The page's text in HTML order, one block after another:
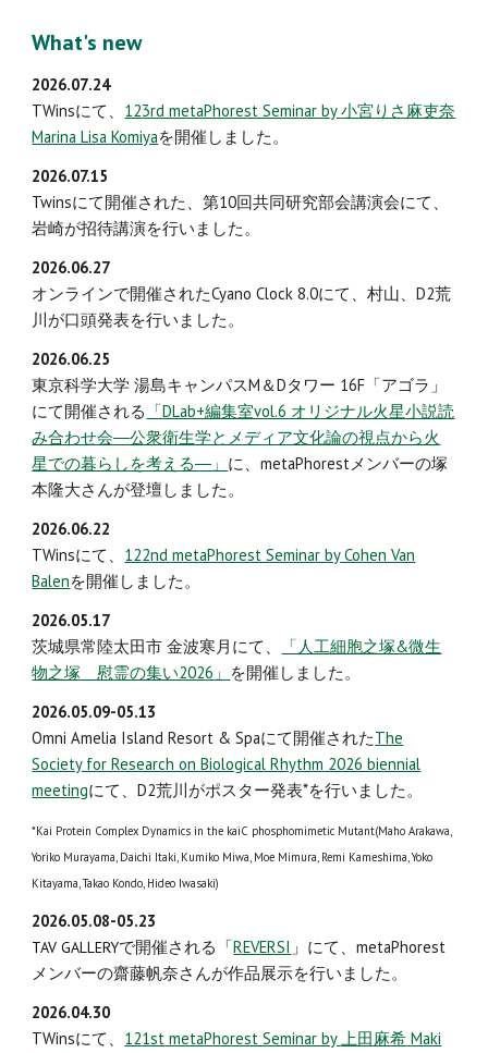
What's new
2026.07.24
TWinsにて、 123rd metaPhorest Seminar by小宮りさ麻吏奈
Marina Lisa Komiyaを開催しま した。
2026.07.15
Twinsにて開催された、第10回共同研究部会講演会にて、
岩崎が招待講演を行いました。
2026.06.27
オンラインで開催されたCyano Clock 8.0にて、村山、D2荒
川が口頭発表を行いました。
2026.06.25
東京科学大学 湯島キャンパスM＆Dタワー 16F「アゴラ」
にて開催される 「DLab+編集室vol.6 オリジナル火星小説読
み合わせ会―公衆衛生学とメディア文化論の視点から火
星での暮らしを考える―」 に、metaPhorestメンバーの塚
本隆大さんが登壇 しま した。
2026.06.22
TWinsにて、 122nd metaPhorest Seminar by Cohen Van
Balenを開催しま した。
2026.05.17
茨城県常陸太田市 金波寒月にて、
「人工細胞之塚&微生
物之塚 慰霊の集い2026 」 を開催しま した。
2026.05.09-05.13
Omni Amelia Island Resort & Spaにて開催されたThe
Society for Research on Biological Rhythm 2026 biennial
meetingにて、D2荒川がポスター発表*を行いました。
*Kai Protein Complex Dynamics in the kaiC phosphomimetic Mutant(Maho Arakawa,
Yoriko Murayama, Daichi Itaki, Kumiko Miwa, Moe Mimura, Remi Kameshima, Yoko
Kitayama, Takao Kondo, Hideo Iwasaki)
2026.05.08-05.23
TAV GALLERYで開催される 「REVERSI 」にて、metaPhorest
メンバーの齋藤帆奈さんが作品展示を行いました。
2026.04.30
TWinsにて、 121st metaPhorest Seminar by上田麻希 Maki